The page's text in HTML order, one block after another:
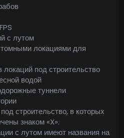
с лутом
локациями для
локаций под строительство
водой
туннели
строительство, в которых
знаком «X».
с лутом имеют названия на